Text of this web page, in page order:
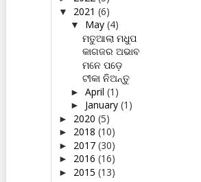
▼ 2021 (6)
▼ May (4)
ମତୁଆଲା ମଧୁପ
କାଗଜର ଅଭାବ
ମନେ ପଡ଼େ
ଟୀକା ନିଅନ୍ତୁ
► April (1)
► January (1)
► 2020 (5)
► 2018 (10)
► 2017 (30)
► 2016 (16)
► 2015 (13)